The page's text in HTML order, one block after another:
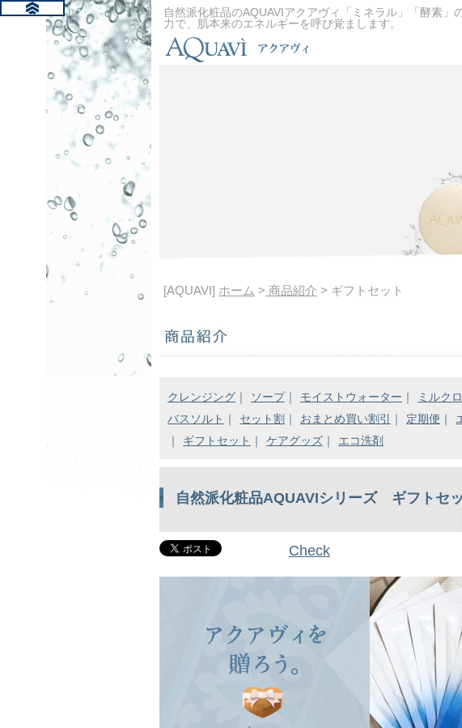
自然派化粧品のAQUAVIアクアヴィ「ミネラル」「酵素」
力で、肌本来のエネルギーを呼び覚まします。
[AQUAVI] ホーム > 商品紹介 > ギフトセット
クレンジング ｜ ソープ｜ モイストウォーター ｜ ミルク
バスソルト ｜ セット割 ｜ おまとめ買い割引 ｜ 定期便 ｜
｜
ギフトセット ｜ ケアグッズ ｜ エコ洗剤
自然派化粧品AQUAVIシリーズ ギフトセ
Check